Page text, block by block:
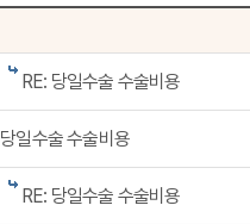
RE: 당일수술 수술비용
당일수술 수술비용
RE: 당일수술 수술비용